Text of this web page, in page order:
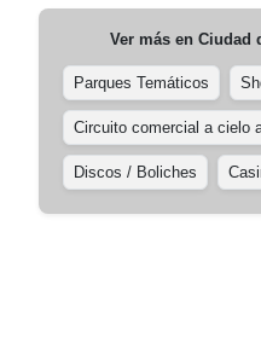
Ver más en Ciudad
Parques Temáticos
Circuito comercial a cielo
Discos / Boliches